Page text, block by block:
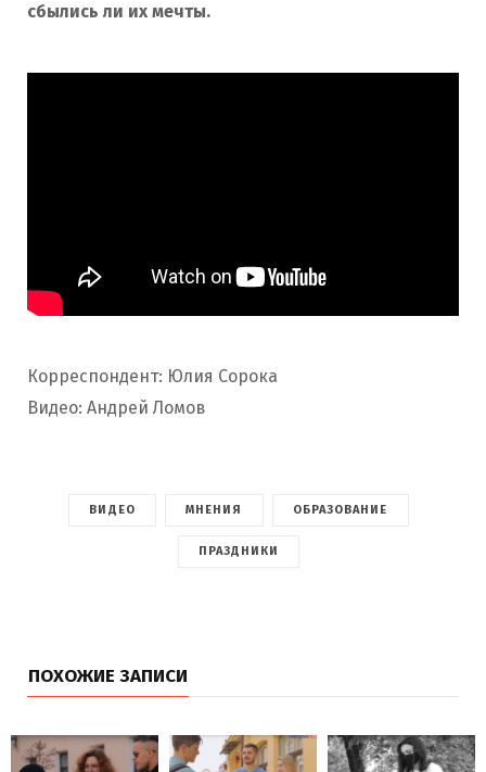
сбылись ли их мечты.
Корреспондент: Юлия Сорока
Видео: Андрей Ломов
ВИДЕО МНЕНИЯ ОБРАЗОВАНИЕ
ПРАЗДНИКИ
ПОХОЖИЕ ЗАПИСИ